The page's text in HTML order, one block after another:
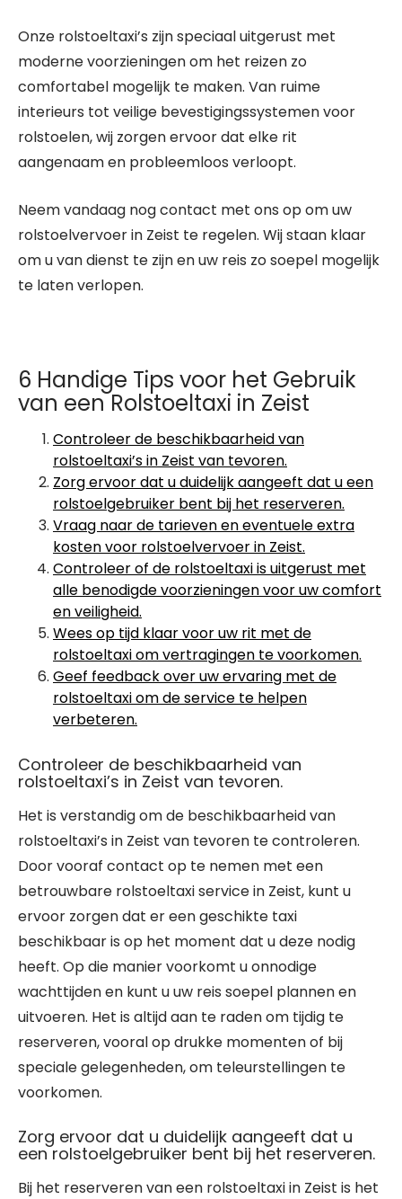
Onze rolstoeltaxi’s zijn speciaal uitgerust met
moderne voorzieningen om het reizen zo
comfortabel mogelijk te maken. Van ruime
interieurs tot veilige bevestigingssystemen voor
rolstoelen, wij zorgen ervoor dat elke rit
aangenaam en probleemloos verloopt.
Neem vandaag nog contact met ons op om uw
rolstoelvervoer in Zeist te regelen. Wij staan klaar
om u van dienst te zijn en uw reis zo soepel mogelijk
te laten verlopen.
6 Handige Tips voor het Gebruik
van een Rolstoeltaxi in Zeist
Controleer de beschikbaarheid van
rolstoeltaxi’s in Zeist van tevoren.
Zorg ervoor dat u duidelijk aangeeft dat u een
rolstoelgebruiker bent bij het reserveren.
Vraag naar de tarieven en eventuele extra
kosten voor rolstoelvervoer in Zeist.
Controleer of de rolstoeltaxi is uitgerust met
alle benodigde voorzieningen voor uw comfort
en veiligheid.
Wees op tijd klaar voor uw rit met de
rolstoeltaxi om vertragingen te voorkomen.
Geef feedback over uw ervaring met de
rolstoeltaxi om de service te helpen
verbeteren.
Controleer de beschikbaarheid van
rolstoeltaxi’s in Zeist van tevoren.
Het is verstandig om de beschikbaarheid van
rolstoeltaxi’s in Zeist van tevoren te controleren.
Door vooraf contact op te nemen met een
betrouwbare rolstoeltaxi service in Zeist, kunt u
ervoor zorgen dat er een geschikte taxi
beschikbaar is op het moment dat u deze nodig
heeft. Op die manier voorkomt u onnodige
wachttijden en kunt u uw reis soepel plannen en
uitvoeren. Het is altijd aan te raden om tijdig te
reserveren, vooral op drukke momenten of bij
speciale gelegenheden, om teleurstellingen te
voorkomen.
Zorg ervoor dat u duidelijk aangeeft dat u
een rolstoelgebruiker bent bij het reserveren.
Bij het reserveren van een rolstoeltaxi in Zeist is het